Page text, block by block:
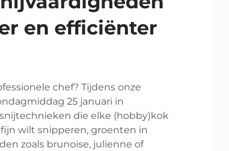
en efficiënter
chef? Tijdens onze
25 januari in
die elke (hobby)kok
wilt snipperen, groenten in
zoals brunoise, julienne of